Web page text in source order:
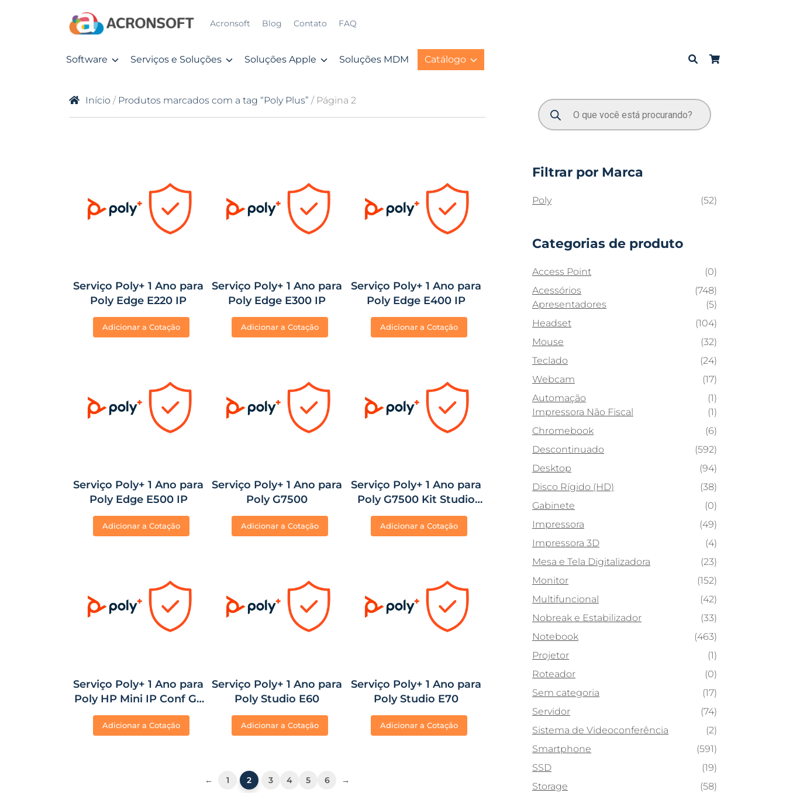
Acronsoft Blog Contato FAQ
Software Serviços e Soluções Soluções Apple Soluções MDM Catálogo
Início / Produtos marcados com a tag “Poly Plus” / Página 2
Serviço Poly+ 1 Ano para
Poly Edge E220 IP
Adicionar a Cotação
Serviço Poly+ 1 Ano para
Poly Edge E300 IP
Adicionar a Cotação
Serviço Poly+ 1 Ano para
Poly Edge E400 IP
Adicionar a Cotação
Serviço Poly+ 1 Ano para
Poly Edge E500 IP
Adicionar a Cotação
Serviço Poly+ 1 Ano para
Poly G7500
Adicionar a Cotação
Serviço Poly+ 1 Ano para
Poly G7500 Kit Studio
E70 e Painel de Controle
TC10
Adicionar a Cotação
Serviço Poly+ 1 Ano para
Poly HP Mini IP Conf G9
wMTR i7 13700T 16GB/256
PC
Adicionar a Cotação
Serviço Poly+ 1 Ano para
Poly Studio E60
Adicionar a Cotação
Serviço Poly+ 1 Ano para
Poly Studio E70
Adicionar a Cotação
← 1 2 3 4 5 6 →
Filtrar por Marca
Poly (52)
Categorias de produto
Access Point
(0)
Acessórios
(748)
Apresentadores
(5)
Headset
(104)
Mouse
(32)
Teclado
(24)
Webcam
(17)
Automação
(1)
Impressora Não Fiscal
(1)
Chromebook
(6)
Descontinuado
(592)
Desktop
(94)
Disco Rígido (HD)
(38)
Gabinete
(0)
Impressora
(49)
Impressora 3D
(4)
Mesa e Tela Digitalizadora
(23)
Monitor
(152)
Multifuncional
(42)
Nobreak e Estabilizador
(33)
Notebook
(463)
Projetor
(1)
Roteador
(0)
Sem categoria
(17)
Servidor
(74)
Sistema de Videoconferência
(2)
Smartphone
(591)
SSD
(19)
Storage
(58)